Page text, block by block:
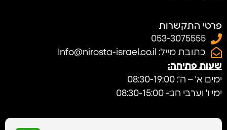
פרטי התקשרות
053-3075555
כתובת מייל: Info@nirosta-israel.co.il
שעות פתיחה:
ימים א' – ה': 08:30-19:00
ימי ו' וערבי חג:- 08:30-15:00